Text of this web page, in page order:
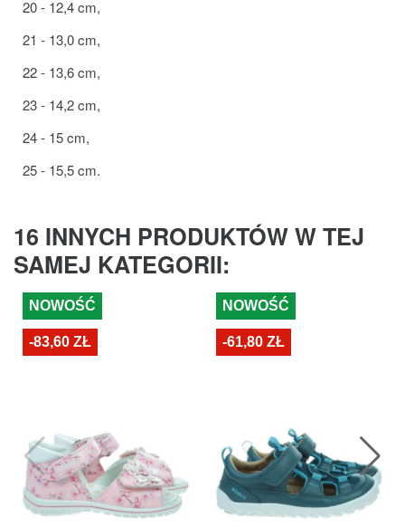
20 - 12,4 cm,
21 - 13,0 cm,
22 - 13,6 cm,
23 - 14,2 cm,
24 - 15 cm,
25 - 15,5 cm.
16 INNYCH PRODUKTÓW W TEJ
SAMEJ KATEGORII:
NOWOŚĆ
-83,60 ZŁ
NOWOŚĆ
-61,80 ZŁ